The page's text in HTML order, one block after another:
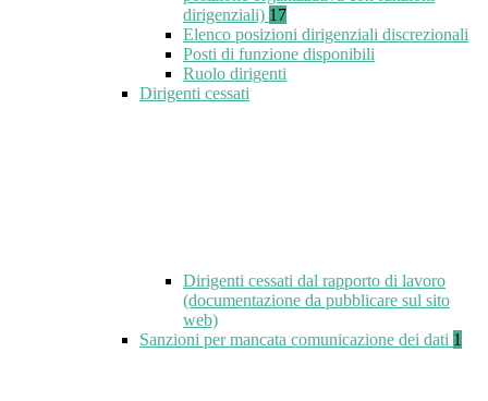
dirigenziali) 17
Elenco posizioni dirigenziali discrezionali
Posti di funzione disponibili
Ruolo dirigenti
Dirigenti cessati
Dirigenti cessati dal rapporto di lavoro
(documentazione da pubblicare sul sito
web)
Sanzioni per mancata comunicazione dei dati 1